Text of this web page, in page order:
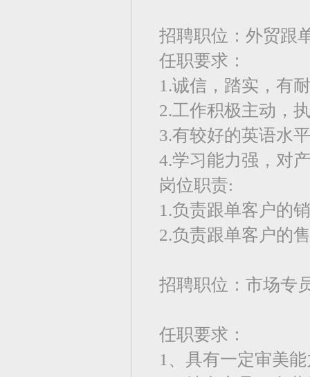
招聘职位：外贸跟
任职要求：
1.诚信，踏实，有
2.工作积极主动，
3.有较好的英语水
4.学习能力强，对
岗位职责:
1.负责跟单客户的
2.负责跟单客户的
招聘职位：市场专
任职要求：
1、具有一定审美